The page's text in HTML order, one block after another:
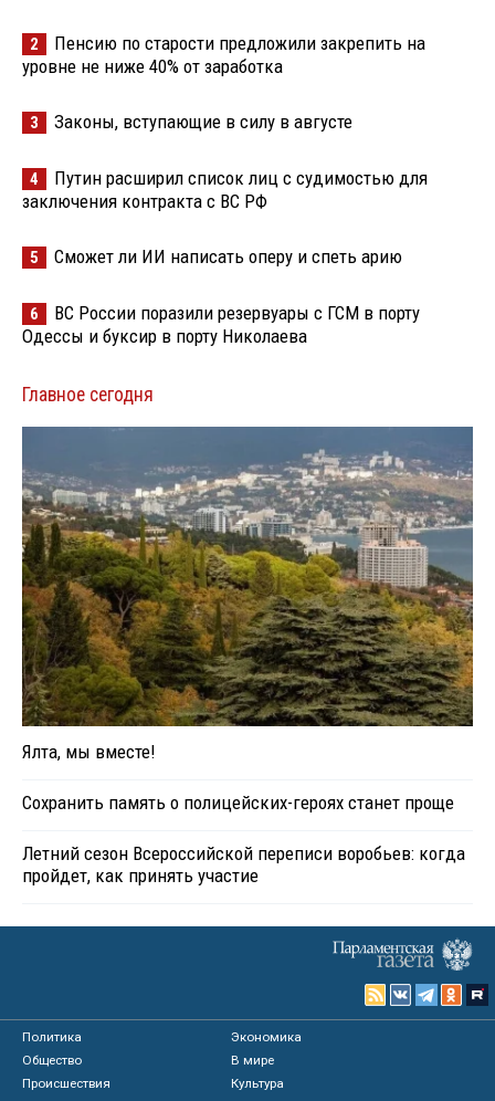
2
Пенсию по старости предложили закрепить на
уровне не ниже 40% от заработка
3 Законы, вступающие в силу в августе
4
Путин расширил список лиц с судимостью для
заключения контракта с ВС РФ
5 Сможет ли ИИ написать оперу и спеть арию
6
ВС России поразили резервуары с ГСМ в порту
Одессы и буксир в порту Николаева
Главное сегодня
Ялта, мы вместе!
Сохранить память о полицейских-героях станет проще
Летний сезон Всероссийской переписи воробьев: когда
пройдет, как принять участие
Политика
Экономика
Общество
В мире
Происшествия
Культура